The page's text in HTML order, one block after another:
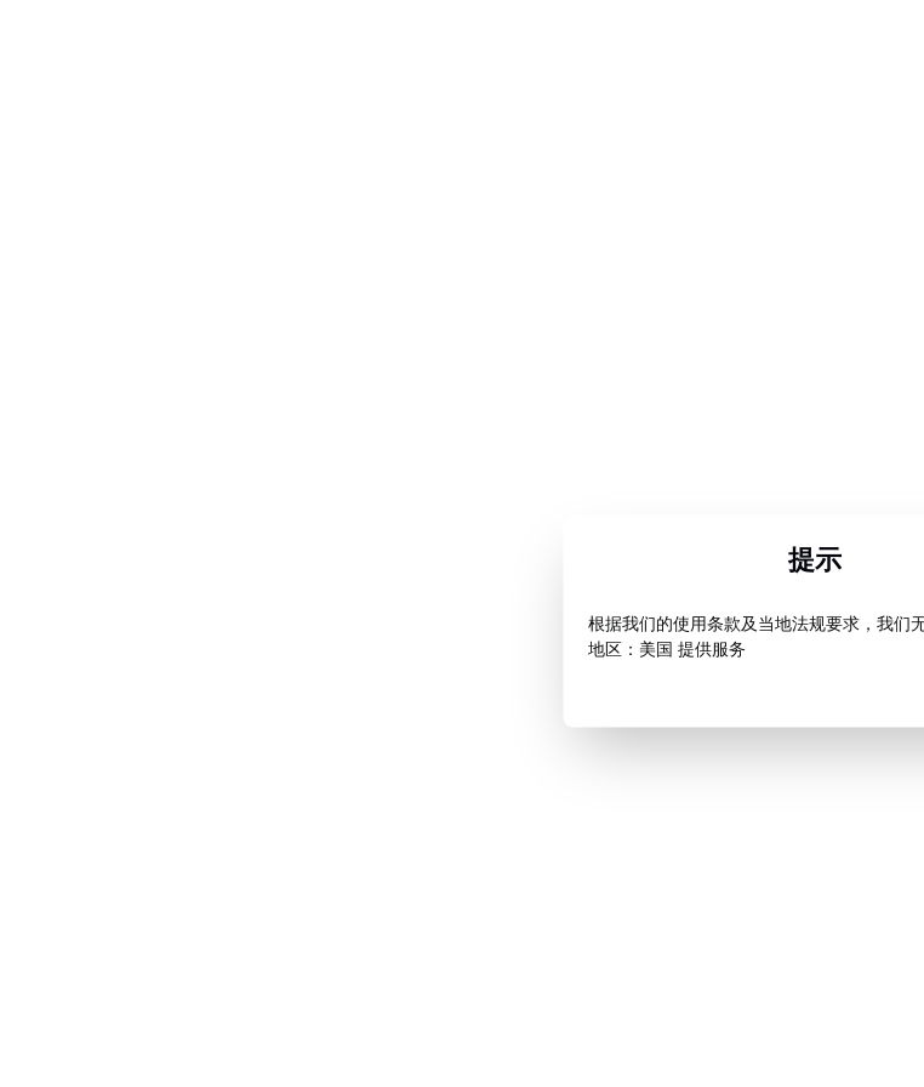
提示
根据我们的使用条款及当地法规要求，我们
地区：美国 提供服务